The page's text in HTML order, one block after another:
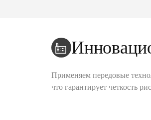
Применяем передовые
что гарантирует четкость